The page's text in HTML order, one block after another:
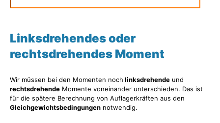
Linksdrehendes oder
rechtsdrehendes Moment
Wir müssen bei den Momenten noch linksdrehende und
rechtsdrehende Momente voneinander unterschieden. Das ist
für die spätere Berechnung von Auflagerkräften aus den
Gleichgewichtsbedingungen notwendig.